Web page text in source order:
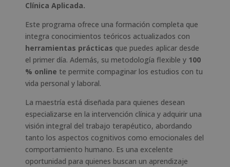
Clínica Aplicada.
Este programa ofrece una formación completa que
integra conocimientos teóricos actualizados con
herramientas prácticas que puedes aplicar desde
el primer día. Además, su metodología flexible y 100
% online te permite compaginar los estudios con tu
vida personal y laboral.
La maestría está diseñada para quienes desean
especializarse en la intervención clínica y adquirir una
visión integral del trabajo terapéutico, abordando
tanto los aspectos cognitivos como emocionales del
comportamiento humano. Es una excelente
oportunidad para quienes buscan un aprendizaje